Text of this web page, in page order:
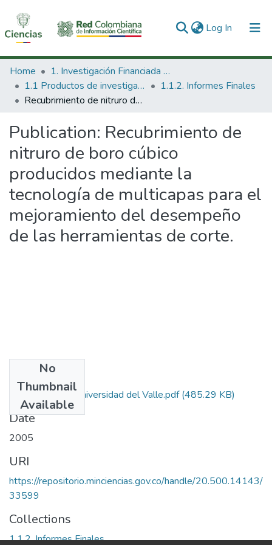
Log In (current)
Communities & Collections
All of DSpace
Home
1. Investigación Financiada con Recursos Públicos
1.1 Productos de investigación
1.1.2. Informes Finales
Recubrimiento de nitruro de boro cúbico producidos mediante la tecnología de multicapas para el mejoramiento del desempeño de las herramientas de corte.
Publication: Recubrimiento de
nitruro de boro cúbico
producidos mediante la
tecnología de multicapas para el
mejoramiento del desempeño
de las herramientas de corte.
No
Thumbnail
Available
Autorizacion Universidad del Valle.pdf(485.29 KB)
Date
2005
URI
https://repositorio.minciencias.gov.co/handle/20.500.14143/
33599
Collections
1.1.2. Informes Finales